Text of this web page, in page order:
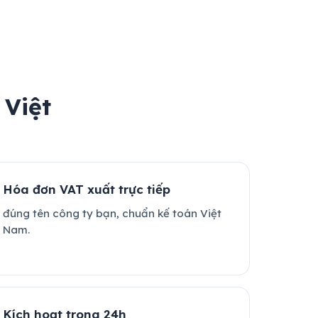
Hóa đơn VAT xuất trực tiếp
đúng tên công ty bạn, chuẩn kế toán Việt
Nam.
Kích hoạt trong 24h